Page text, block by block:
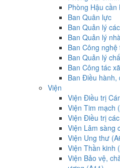
Phòng Hậu cần
Ban Quân lực
Ban Quản lý
Ban Quản lý
Ban Công nghệ
Ban Quản lý
Ban Công tác
Ban Điều hành,
Viện
Viện Điều trị
Viện Tim mạch
Viện Điều trị
Viện Lâm sàng
Viện Ung thư
Viện Thần kinh
Viện Bảo vệ,